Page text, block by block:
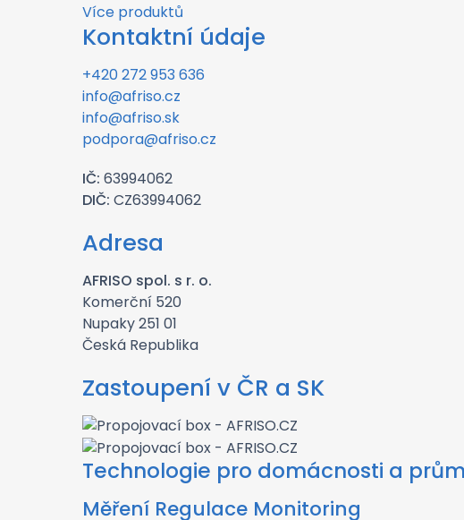
Více produktů
Kontaktní údaje
+420 272 953 636
info@afriso.cz
info@afriso.sk
podpora@afriso.cz
IČ: 63994062
DIČ: CZ63994062
Adresa
AFRISO spol. s r. o.
Komerční 520
Nupaky 251 01
Česká Republika
Zastoupení v ČR a SK
Technologie pro domácnosti a
Měření Regulace Monitoring